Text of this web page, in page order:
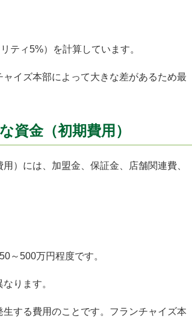
ティ5%）を計算しています。
イズ本部によって大きな差があるため最
資金（初期費用）
）には、加盟金、保証金、店舗関連費、
～500万円程度です。
ります。
する費用のことです。フランチャイズ本